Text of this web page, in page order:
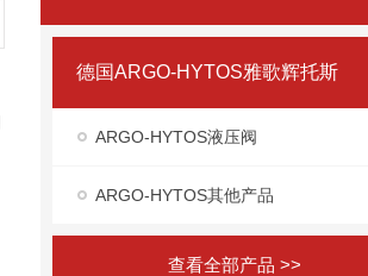
德国ARGO-HYTOS雅歌辉托斯
ARGO-HYTOS液压阀
ARGO-HYTOS其他产品
查看全部产品 >>